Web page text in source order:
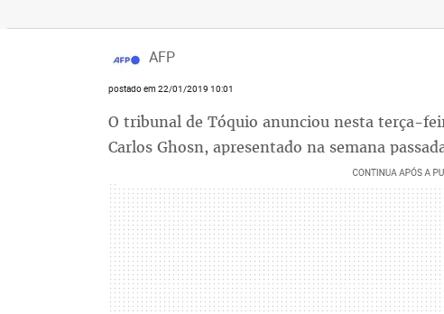
AFP
postado em 22/01/2019 10:01
O tribunal de Tóquio anunciou nesta terça-
Carlos Ghosn, apresentado na semana